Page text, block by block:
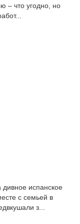
– что угодно, но
дивное испанское
с семьей в
з...